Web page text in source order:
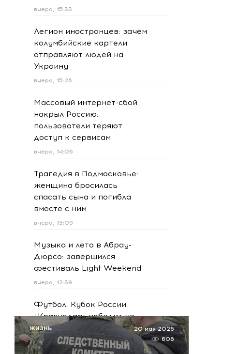
вчера, 15:33
Легион иностранцев: зачем
колумбийские картели
отправляют людей на
Украину
вчера, 15:26
Массовый интернет-сбой
накрыл Россию:
пользователи теряют
доступ к сервисам
вчера, 14:06
Трагедия в Подмосковье:
женщина бросилась
спасать сына и погибла
вместе с ним
вчера, 13:09
Музыка и лето в Абрау-
Дюрсо: завершился
фестиваль Light Weekend
вчера, 12:39
Футбол. Кубок России.
«Краснодар» победил по
пенальти «Ахмат»
вчера, 12:30
20 мая 2026
606
ЖИЗНЬ